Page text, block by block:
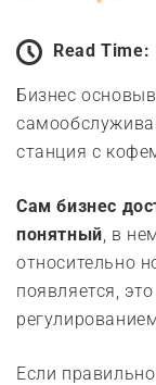
Read Time:
Бизнес
станция с
Сам бизнес
понятный , в
относительно
появляется,
Если